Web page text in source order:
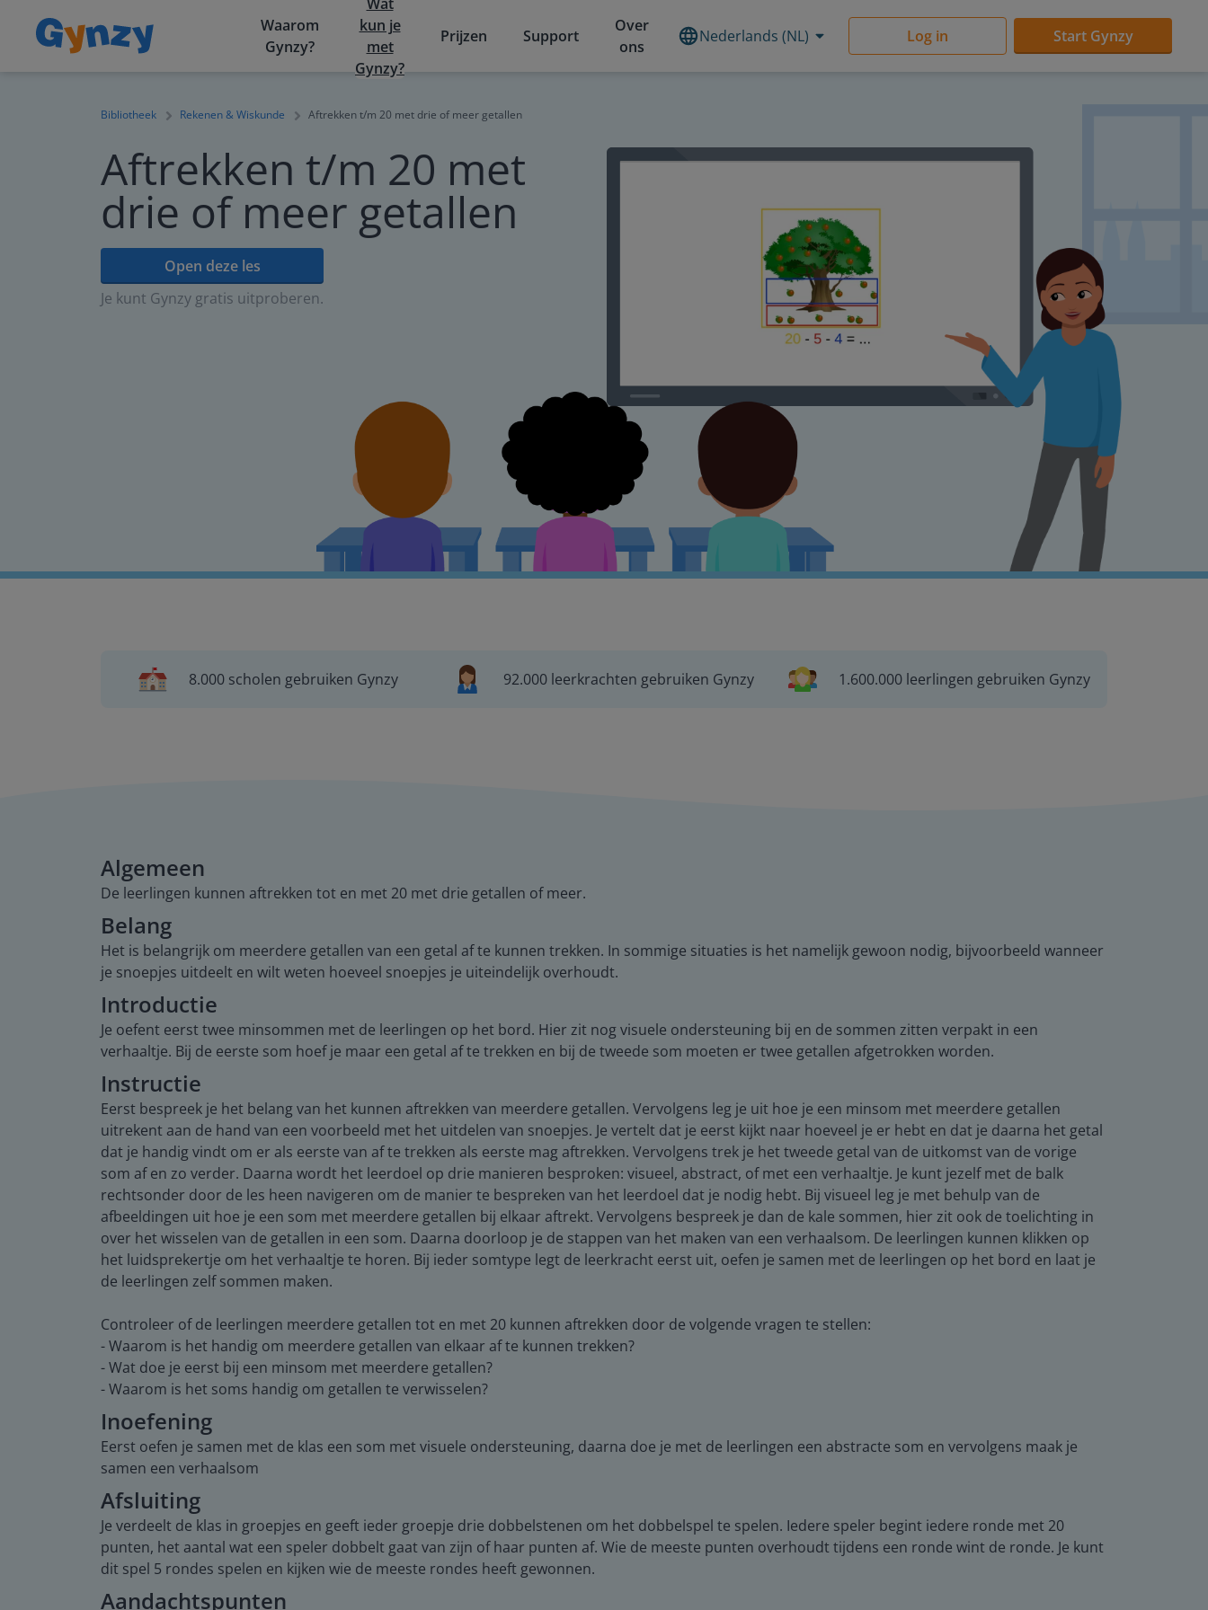
Waarom
Gynzy?
kun je
met
Gynzy?
Prijzen Support
Over
ons
Nederlands (NL) Log in Start Gynzy
Bibliotheek Rekenen & Wiskunde Aftrekken t/m 20 met drie of meer getallen
Aftrekken t/m 20 met
drie of meer getallen
Open deze les
Je kunt Gynzy gratis uitproberen.
8.000 scholen gebruiken Gynzy 92.000 leerkrachten gebruiken Gynzy 1.600.000 leerlingen gebruiken Gynzy
Algemeen
De leerlingen kunnen aftrekken tot en met 20 met drie getallen of meer.
Belang
Het is belangrijk om meerdere getallen van een getal af te kunnen trekken. In sommige situaties is het namelijk gewoon nodig, bijvoorbeeld wanneer
je snoepjes uitdeelt en wilt weten hoeveel snoepjes je uiteindelijk overhoudt.
Introductie
Je oefent eerst twee minsommen met de leerlingen op het bord. Hier zit nog visuele ondersteuning bij en de sommen zitten verpakt in een
verhaaltje. Bij de eerste som hoef je maar een getal af te trekken en bij de tweede som moeten er twee getallen afgetrokken worden.
Instructie
Eerst bespreek je het belang van het kunnen aftrekken van meerdere getallen. Vervolgens leg je uit hoe je een minsom met meerdere getallen
uitrekent aan de hand van een voorbeeld met het uitdelen van snoepjes. Je vertelt dat je eerst kijkt naar hoeveel je er hebt en dat je daarna het getal
dat je handig vindt om er als eerste van af te trekken als eerste mag aftrekken. Vervolgens trek je het tweede getal van de uitkomst van de vorige
som af en zo verder. Daarna wordt het leerdoel op drie manieren besproken: visueel, abstract, of met een verhaaltje. Je kunt jezelf met de balk
rechtsonder door de les heen navigeren om de manier te bespreken van het leerdoel dat je nodig hebt. Bij visueel leg je met behulp van de
afbeeldingen uit hoe je een som met meerdere getallen bij elkaar aftrekt. Vervolgens bespreek je dan de kale sommen, hier zit ook de toelichting in
over het wisselen van de getallen in een som. Daarna doorloop je de stappen van het maken van een verhaalsom. De leerlingen kunnen klikken op
het luidsprekertje om het verhaaltje te horen. Bij ieder somtype legt de leerkracht eerst uit, oefen je samen met de leerlingen op het bord en laat je
de leerlingen zelf sommen maken.
Controleer of de leerlingen meerdere getallen tot en met 20 kunnen aftrekken door de volgende vragen te stellen:
- Waarom is het handig om meerdere getallen van elkaar af te kunnen trekken?
- Wat doe je eerst bij een minsom met meerdere getallen?
- Waarom is het soms handig om getallen te verwisselen?
Inoefening
Eerst oefen je samen met de klas een som met visuele ondersteuning, daarna doe je met de leerlingen een abstracte som en vervolgens maak je
samen een verhaalsom
Afsluiting
Je verdeelt de klas in groepjes en geeft ieder groepje drie dobbelstenen om het dobbelspel te spelen. Iedere speler begint iedere ronde met 20
punten, het aantal wat een speler dobbelt gaat van zijn of haar punten af. Wie de meeste punten overhoudt tijdens een ronde wint de ronde. Je kunt
dit spel 5 rondes spelen en kijken wie de meeste rondes heeft gewonnen.
Aandachtspunten